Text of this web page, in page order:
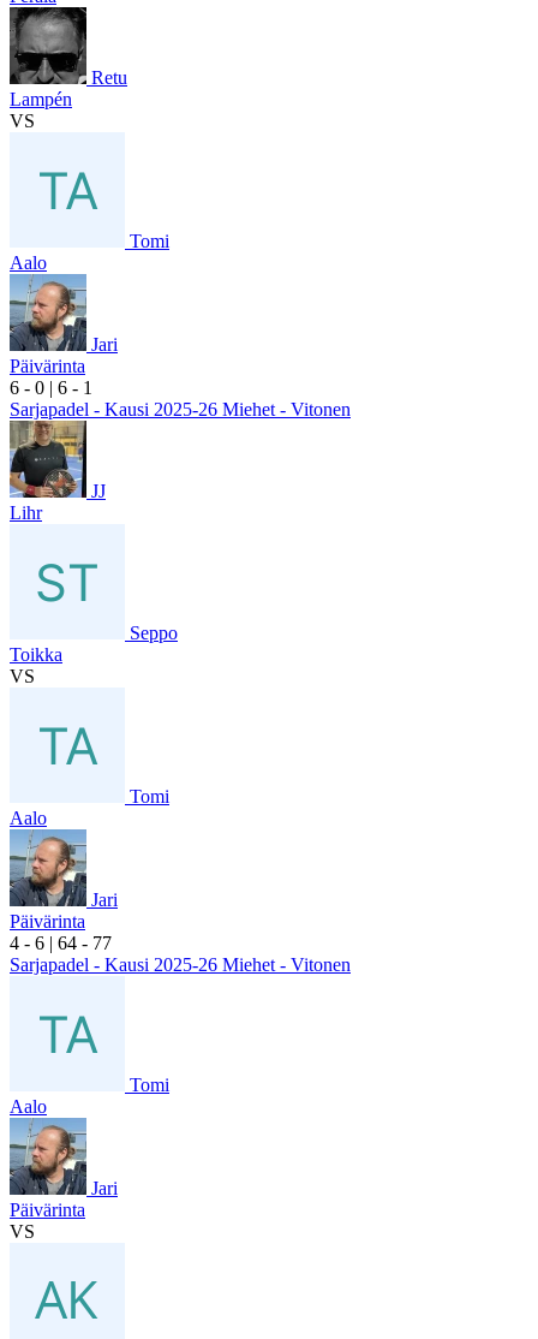
Retu
Lampén
VS
Tomi
Aalo
Jari
Päivärinta
6 - 0 | 6 - 1
Sarjapadel - Kausi 2025-26 Miehet - Vitonen
JJ
Lihr
Seppo
Toikka
VS
Tomi
Aalo
Jari
Päivärinta
4 - 6 | 64 - 77
Sarjapadel - Kausi 2025-26 Miehet - Vitonen
Tomi
Aalo
Jari
Päivärinta
VS